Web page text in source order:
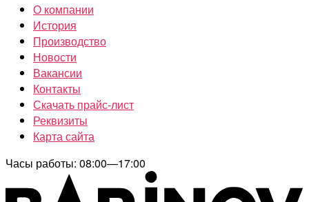
О компании
История
Производство
Новости
Вакансии
Контакты
Скачать прайс-лист
Реквизиты
Карта сайта
Часы работы: 08:00—17:00